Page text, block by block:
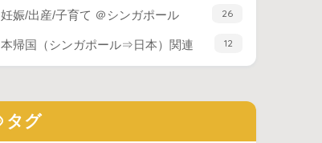
妊娠/出産/子育て ＠シンガポール 26
本帰国（シンガポール⇒日本）関連 12
タグ